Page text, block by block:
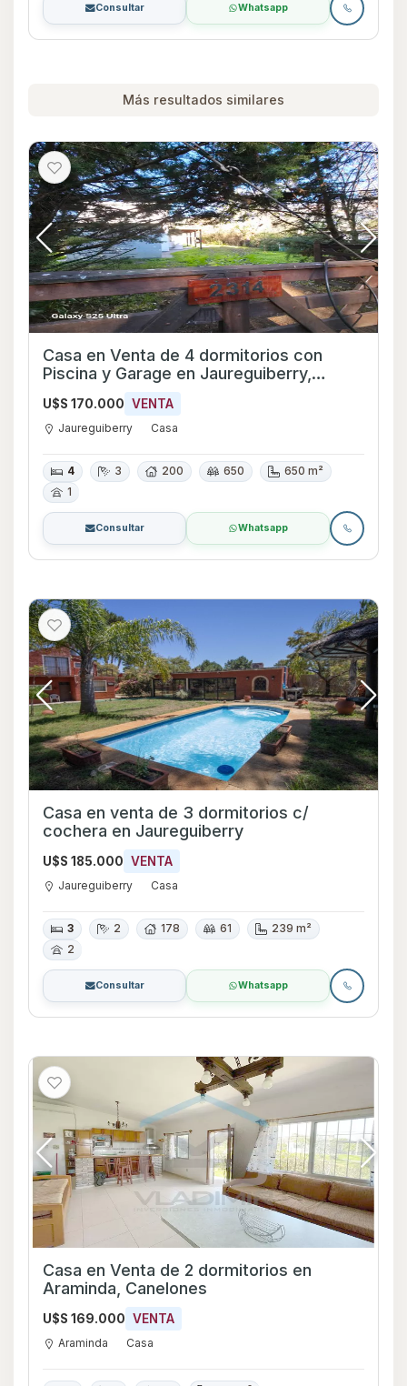
Consultar Whatsapp
Más resultados similares
Casa en Venta de 4 dormitorios con
Piscina y Garage en Jaureguiberry,
U$S 170.000 VENTA
Jaureguiberry Casa
4 3 200 650
650 m²
1
Consultar Whatsapp
Casa en venta de 3 dormitorios c/
cochera en Jaureguiberry
U$S 185.000 VENTA
Jaureguiberry Casa
3 2 178 61
239 m²
2
Consultar Whatsapp
Casa en Venta de 2 dormitorios en
Araminda, Canelones
U$S 169.000 VENTA
Araminda Casa